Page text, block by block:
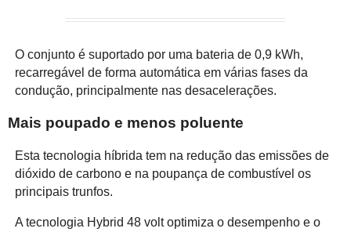
O conjunto é suportado por uma bateria de 0,9 kWh,
recarregável de forma automática em várias fases da
condução, principalmente nas desacelerações.
Mais poupado e menos poluente
Esta tecnologia híbrida tem na redução das emissões de
dióxido de carbono e na poupança de combustível os
principais trunfos.
A tecnologia Hybrid 48 volt optimiza o desempenho e o